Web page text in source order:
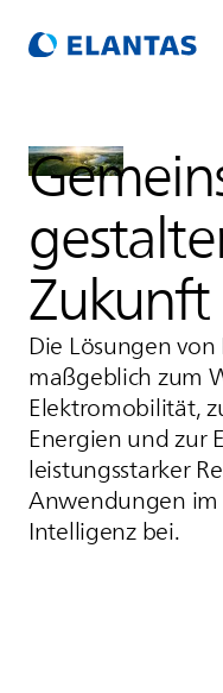
Zukunft
Die Lösungen von
maßgeblich zum
Elektromobilität,
Energien und zur
leistungsstarker
Anwendungen
Intelligenz bei.